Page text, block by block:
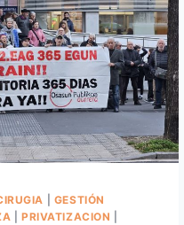
GESTIÓN
PRIVATIZACION